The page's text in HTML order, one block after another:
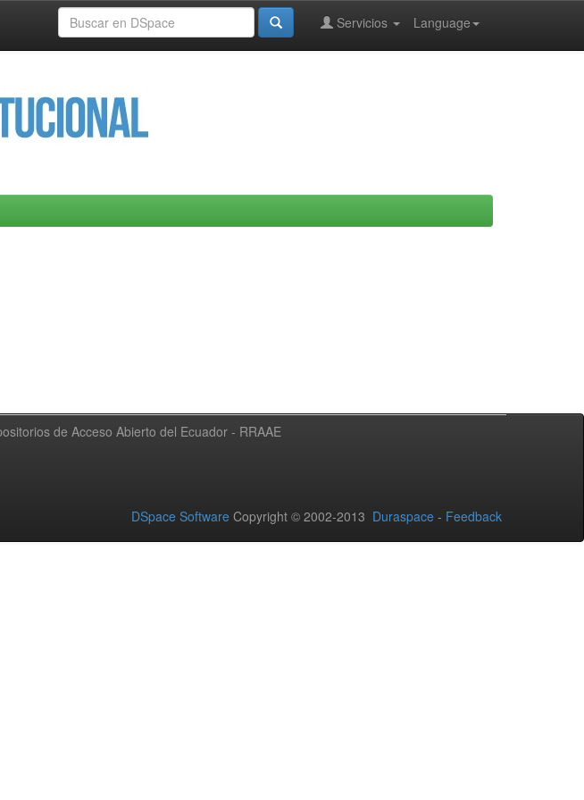
Language
Servicios
de Acceso Abierto del Ecuador - RRAAE
DSpace Software Copyright © 2002-2013 Duraspace - Feedback